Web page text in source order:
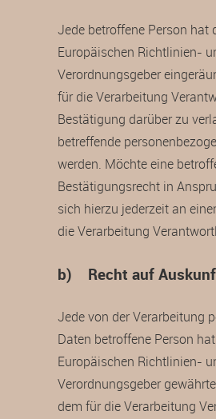
Jede betroffene Person hat
Europäischen Richtlinien-
Verordnungsgeber
für die Verarbeitung
Bestätigung darüber zu
betreffende
werden. Möchte eine
Bestätigungsrecht in
sich hierzu jederzeit an
die Verarbeitung
b) Recht auf
Jede von der Verarbeitung
Daten betroffene Person
Europäischen Richtlinien-
Verordnungsgeber
dem für die Verarbeitung